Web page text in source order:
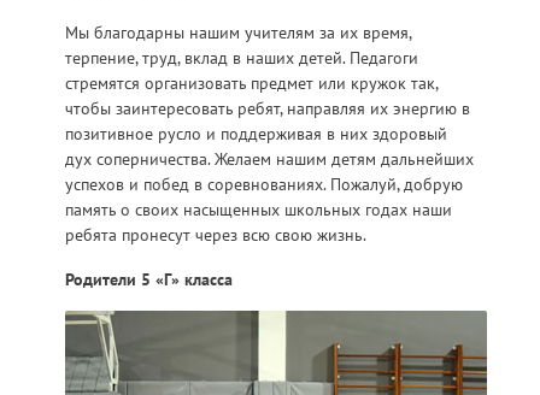
Мы благодарны нашим учителям за их время,
терпение, труд, вклад в наших детей. Педагоги
стремятся организовать предмет или кружок так,
чтобы заинтересовать ребят, направляя их энергию в
позитивное русло и поддерживая в них здоровый
дух соперничества. Желаем нашим детям дальнейших
успехов и побед в соревнованиях. Пожалуй, добрую
память о своих насыщенных школьных годах наши
ребята пронесут через всю свою жизнь.
Родители 5 «Г» класса